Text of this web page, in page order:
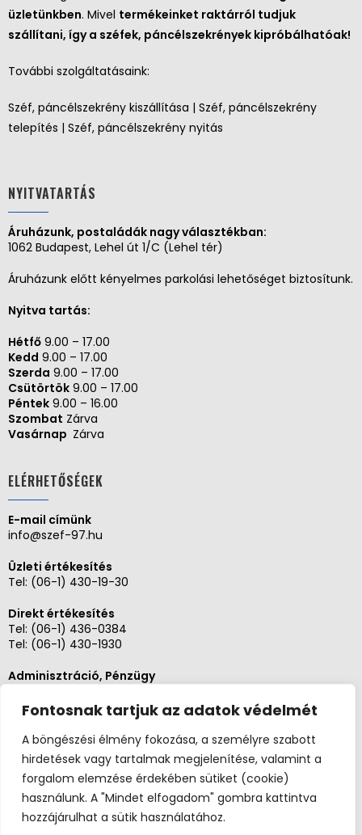
Fontosnak tartjuk az adatok védelmét
A böngészési élmény fokozása, a személyre szabott
hirdetések vagy tartalmak megjelenítése, valamint a
forgalom elemzése érdekében sütiket (cookie)
használunk. A "Mindet elfogadom" gombra kattintva
hozzájárulhat a sütik használatához.
üzletünkben. Mivel termékeinket raktárról tudjuk
szállítani, így a széfek, páncélszekrények kipróbálhatóak!
További szolgáltatásaink:
Széf, páncélszekrény kiszállítása | Széf, páncélszekrény
telepítés | Széf, páncélszekrény nyitás
NYITVATARTÁS
Áruházunk, postaládák nagy választékban:
1062 Budapest, Lehel út 1/C (Lehel tér)
Áruházunk előtt kényelmes parkolási lehetőséget biztosítunk.
Nyitva tartás:
Hétfő 9.00 – 17.00
Kedd 9.00 – 17.00
Szerda 9.00 – 17.00
Csütörtök 9.00 – 17.00
Péntek 9.00 – 16.00
Szombat Zárva
Vasárnap Zárva
ELÉRHETŐSÉGEK
E-mail címünk
info@szef-97.hu
Üzleti értékesítés
Tel: (06-1) 430-19-30
Direkt értékesítés
Tel: (06-1) 436-0384
Tel: (06-1) 430-1930
Adminisztráció, Pénzügy
Szerviz és karbantartás
Tel: (06-20)3268654
Tel: (06-1) 436-0384